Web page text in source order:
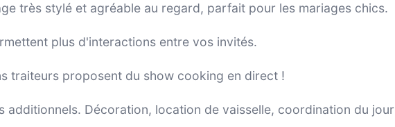
très stylé et agréable au regard, parfait pour les mariages chics.
plus d'interactions entre vos invités.
traiteurs proposent du show cooking en direct !
additionnels. Décoration, location de vaisselle, coordination du